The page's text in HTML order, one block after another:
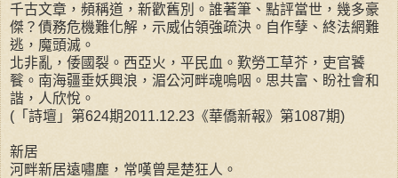
千古文章，頻稱道，新歡舊別。誰著筆、點評當世，幾多豪
傑？債務危機難化解，示威佔領強疏決。自作孽、終法網難
逃，魔頭滅。
北非亂，倭國裂。西亞火，平民血。歎勞工草芥，吏官饕
餮。南海疆垂妖興浪，湄公河畔魂嗚咽。思共富、盼社會和
諧，人欣悅。
(「詩壇」第624期2011.12.23《華僑新報》第1087期)
新居
河畔新居遠嘯塵，常嘆曾是楚狂人。